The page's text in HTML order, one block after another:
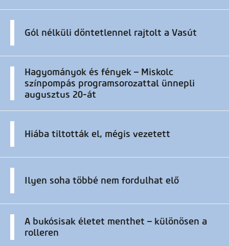
Gól nélküli döntetlennel rajtolt a Vasút
Hagyományok és fények – Miskolc
színpompás programsorozattal ünnepli
augusztus 20-át
Hiába tiltották el, mégis vezetett
Ilyen soha többé nem fordulhat elő
A bukósisak életet menthet – különösen a
rolleren